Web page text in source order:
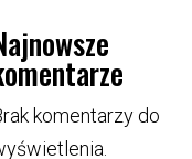
komentarzy do